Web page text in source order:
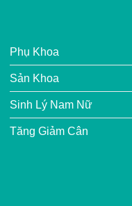
Phụ Khoa
Sản Khoa
Sinh Lý Nam Nữ
Tăng Giảm Cân